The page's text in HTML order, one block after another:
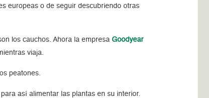
europeas o de seguir descubriendo otras
los cauchos. Ahora la empresa Goodyear
viaja.
peatones.
así alimentar las plantas en su interior.